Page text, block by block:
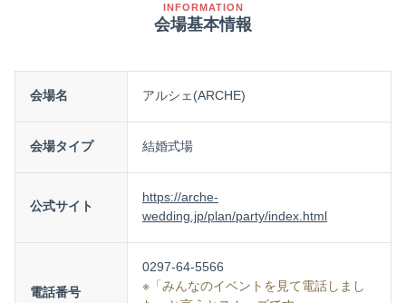
INFORMATION
会場基本情報
会場名 アルシェ(ARCHE)
会場タイプ 結婚式場
公式サイト
https://arche-
wedding.jp/plan/party/index.html
電話番号
0297-64-5566
※「みんなのイベントを見て電話しまし